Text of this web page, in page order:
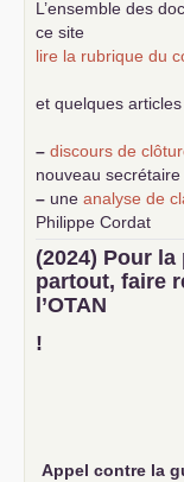
L’ensemble des
ce site
lire la rubrique du
et quelques
– discours de
nouveau
– une analyse de
Philippe Cordat
–
un texte de
science sociale de
–un appel
d’Europe
–
(2024) Pour
partout, faire
l’OTAN
!
Appel contre la